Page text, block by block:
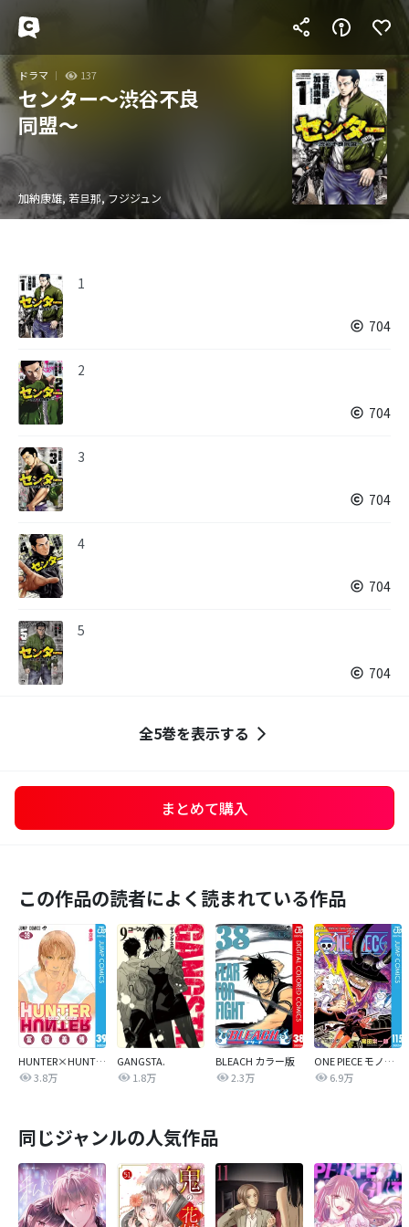
ドラマ 137
センター～渋谷不良
同盟～
加納康雄, 若旦那, フジジュン
1
704
2
704
3
704
4
704
5
704
全5巻を表示する
まとめて購入
この作品の読者によく読まれている作品
HUNTER×HUNTER モノクロ版
3.8万
GANGSTA.
1.8万
BLEACH カラー版
2.3万
ONE PIECE モノクロ版
6.9万
同じジャンルの人気作品